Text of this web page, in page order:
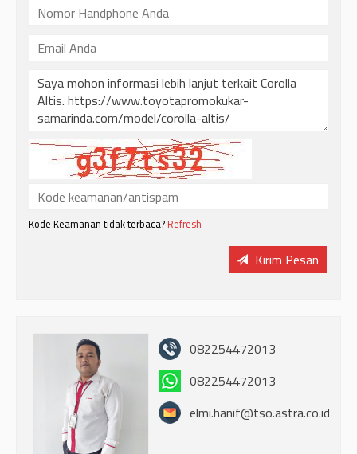
Kode Keamanan tidak terbaca?Refresh
Kirim Pesan
082254472013
082254472013
elmi.hanif@tso.astra.co.id